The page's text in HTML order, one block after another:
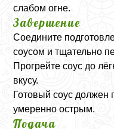
слабом огне.
Завершение
Соедините
соусом и тщательно
Прогрейте соус до
вкусу.
Готовый соус должен
умеренно острым.
Подача